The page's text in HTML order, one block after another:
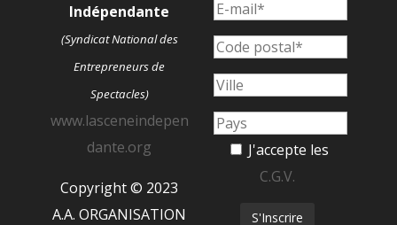
Indépendante
(Syndicat National des
Entrepreneurs de
Spectacles)
www.lasceneindepen
dante.org
Copyright © 2023
A.A. ORGANISATION
J'accepte les
C.G.V.